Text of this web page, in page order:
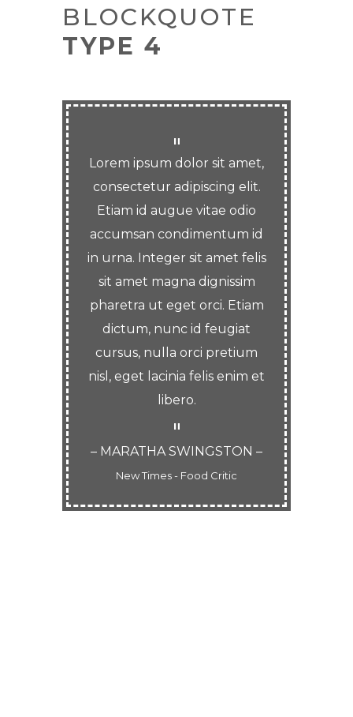
BLOCKQUOTE
TYPE 4
Lorem ipsum dolor sit amet,
consectetur adipiscing elit.
Etiam id augue vitae odio
accumsan condimentum id
in urna. Integer sit amet felis
sit amet magna dignissim
pharetra ut eget orci. Etiam
dictum, nunc id feugiat
cursus, nulla orci pretium
nisl, eget lacinia felis enim et
libero.
– MARATHA SWINGSTON –
New Times - Food Critic